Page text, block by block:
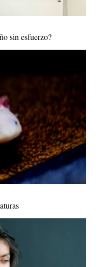
sin esfuerzo?